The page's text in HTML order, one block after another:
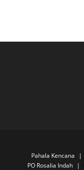
Pahala Kencana
PO Rosalia Indah